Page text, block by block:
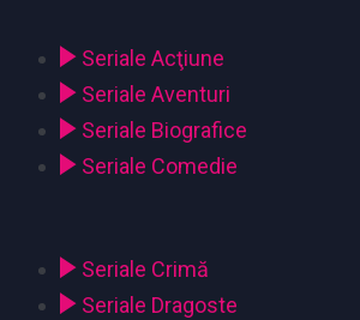
Seriale Acţiune
Seriale Aventuri
Seriale Biografice
Seriale Comedie
Seriale Crimă
Seriale Dragoste